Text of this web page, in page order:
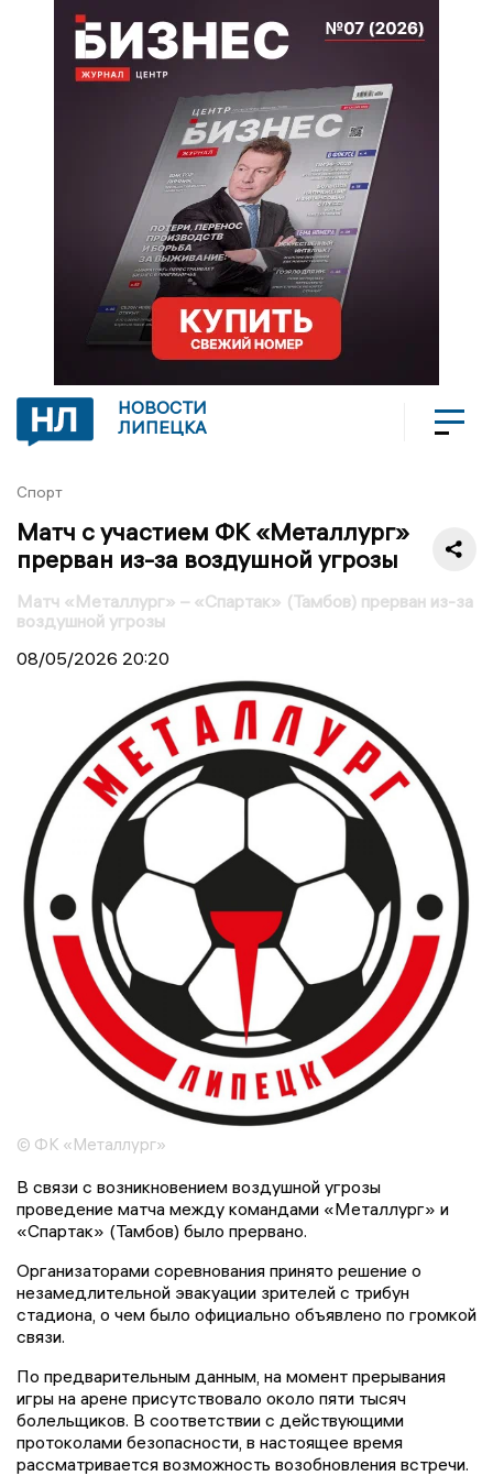
НОВОСТИ
ЛИПЕЦКА
Спорт
Матч с участием ФК «Металлург»
прерван из-за воздушной угрозы
Матч «Металлург» – «Спартак» (Тамбов) прерван из-за
воздушной угрозы
08/05/2026 20:20
© ФК «Металлург»
В связи с возникновением воздушной угрозы
проведение матча между командами «Металлург» и
«Спартак» (Тамбов) было прервано.
Организаторами соревнования принято решение о
незамедлительной эвакуации зрителей с трибун
стадиона, о чем было официально объявлено по громкой
связи.
По предварительным данным, на момент прерывания
игры на арене присутствовало около пяти тысяч
болельщиков. В соответствии с действующими
протоколами безопасности, в настоящее время
рассматривается возможность возобновления встречи.